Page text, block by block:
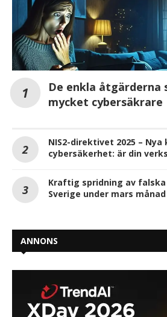
De enkla åtgärderna
mycket cybersäkrare
NIS2-direktivet 2025 – Nya
cybersäkerhet: är din
Kraftig spridning av
Sverige under mars månad
ANNONS